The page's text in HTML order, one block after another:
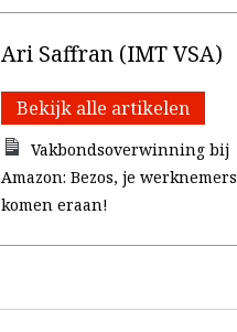
Ari Saffran (IMT VSA)
Bekijk alle artikelen
Vakbondsoverwinning bij
Amazon: Bezos, je werknemers
komen eraan!